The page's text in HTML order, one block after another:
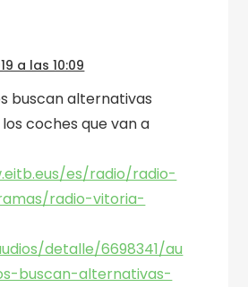
a las 10:09
buscan alternativas
coches que van a
es/radio/radio-
radio-vitoria-
detalle/6698341/au
buscan-alternativas-